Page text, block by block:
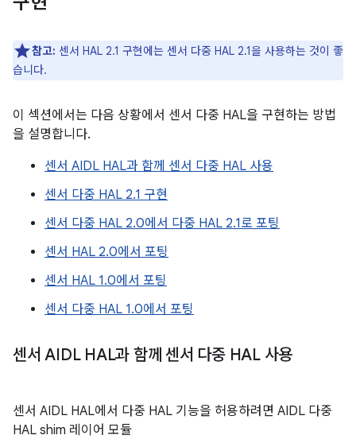
참고: 센서 HAL 2.1 구현에는 센서 다중 HAL 2.1을 사용하는 것이 좋
습니다.
이 섹션에서는 다음 상황에서 센서 다중 HAL을 구현하는 방법
을 설명합니다.
센서 AIDL HAL과 함께 센서 다중 HAL 사용
센서 다중 HAL 2.1 구현
센서 다중 HAL 2.0에서 다중 HAL 2.1로 포팅
센서 HAL 2.0에서 포팅
센서 HAL 1.0에서 포팅
센서 다중 HAL 1.0에서 포팅
센서 AIDL HAL과 함께 센서 다중 HAL 사용
센서 AIDL HAL에서 다중 HAL 기능을 허용하려면 AIDL 다중
HAL shim 레이어 모듈